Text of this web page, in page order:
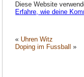
Diese Website
Erfahre, wie deine
« Uhren Witz
Doping im Fussball »